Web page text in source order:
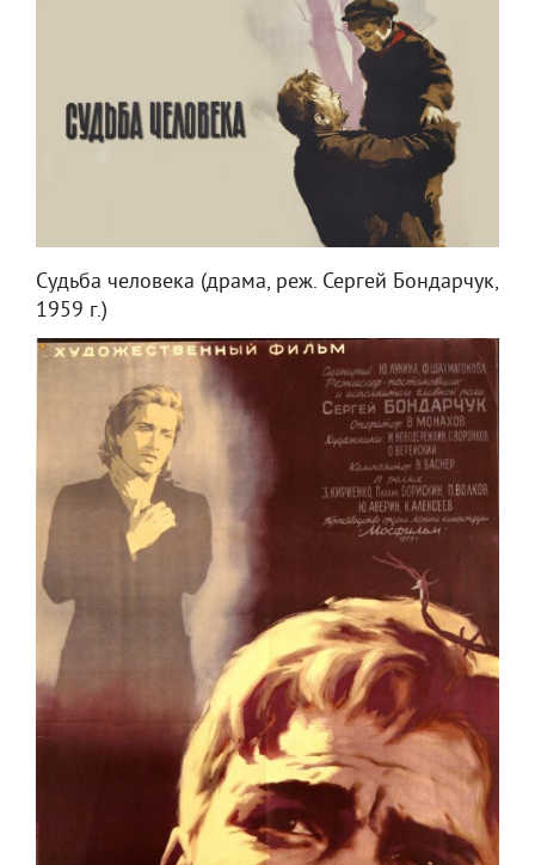
Судьба человека (драма, реж. Сергей Бондарчук,
1959 г.)